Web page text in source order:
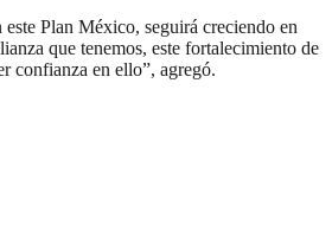
Plan México, seguirá creciendo en
que tenemos, este fortalecimiento de
confianza en ello”, agregó.